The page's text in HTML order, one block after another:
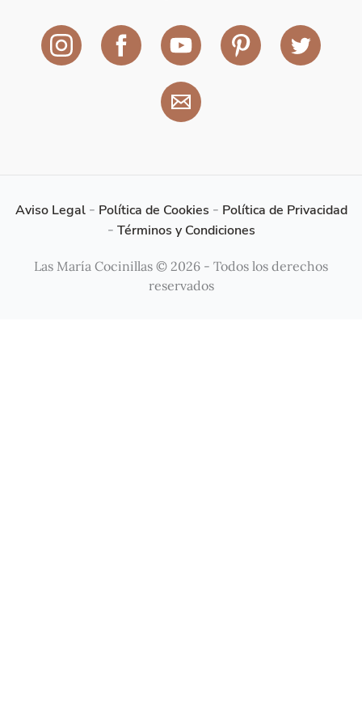
Aviso Legal- Política de Cookies - Política de Privacidad
- Términos y Condiciones
Las María Cocinillas © 2026 - Todos los derechos
reservados